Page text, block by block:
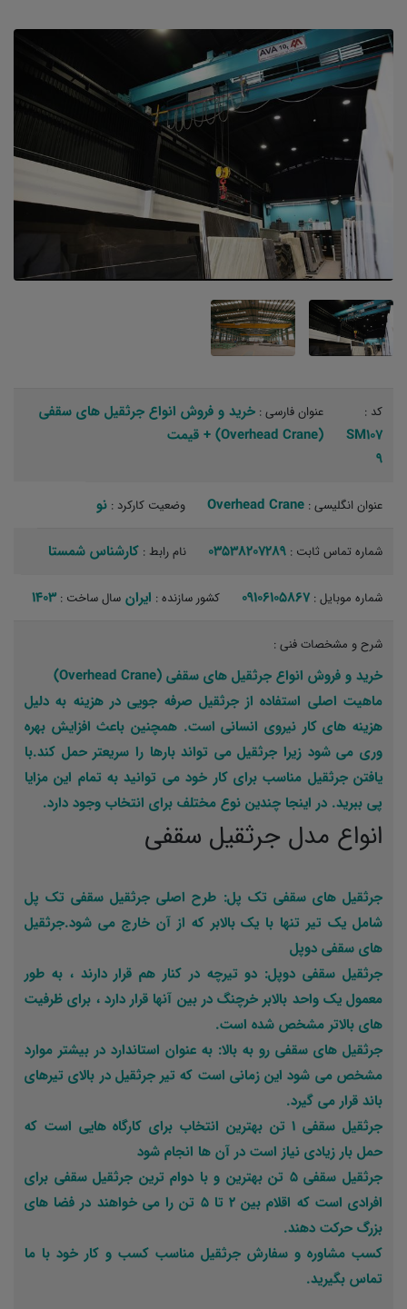
کد :
SM107
9
عنوان فارسی : خرید و فروش انواع جرثقیل های سقفی
(Overhead Crane) + قیمت
عنوان انگلیسی : Overhead Crane وضعیت کارکرد : نو‏
شماره تماس ثابت : 03538207289 نام رابط : کارشناس شمستا‏
شماره موبایل : 09106105867 کشور سازنده : ایران سال ساخت : 1403
شرح و مشخصات فنی :
خرید و فروش انواع جرثقیل های سقفی (Overhead Crane)
ماهیت اصلی استفاده از جرثقیل صرفه جویی در هزینه به دلیل
هزینه های کار نیروی انسانی است. همچنین باعث افزایش بهره
وری می شود زیرا جرثقیل می تواند بارها را سریعتر حمل کند.با
یافتن جرثقیل مناسب برای کار خود می توانید به تمام این مزایا
پی ببرید. در اینجا چندین نوع مختلف برای انتخاب وجود دارد.
انواع مدل جرثقیل سقفی
جرثقیل های سقفی تک پل: طرح اصلی جرثقیل سقفی تک پل
شامل یک تیر تنها با یک بالابر که از آن خارج می شود.جرثقیل
های سقفی دوپل
جرثقیل سقفی دوپل: دو تیرچه در کنار هم قرار دارند ، به طور
معمول یک واحد بالابر خرچنگ در بین آنها قرار دارد ، برای ظرفیت
های بالاتر مشخص شده است.
جرثقیل های سقفی رو به بالا: به عنوان استاندارد در بیشتر موارد
مشخص می شود این زمانی است که تیر جرثقیل در بالای تیرهای
باند قرار می گیرد.
جرثقیل سقفی 1 تن
بهترین انتخاب برای کارگاه هایی است که
حمل بار زیادی نیاز است در آن ها انجام شود
جرثقیل سقفی 5 تن
بهترین و با دوام ترین جرثقیل سقفی برای
افرادی است که اقلام بین 2 تا 5 تن را می خواهند در فضا های
بزرگ حرکت دهند.
کسب مشاوره و سفارش جرثقیل مناسب کسب و کار خود با ما
تماس بگیرید.